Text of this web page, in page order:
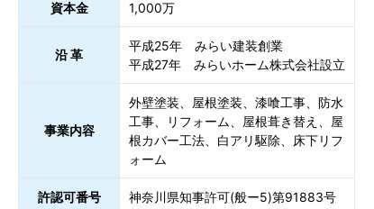
資本金 1,000万
沿 革
平成25年 みらい建装創業
平成27年 みらいホーム株式会社設立
事業内容
外壁塗装、屋根塗装、漆喰工事、防水
工事、リフォーム、屋根葺き替え、屋
根カバー工法、白アリ駆除、床下リフ
ォーム
許認可番号 神奈川県知事許可(般ー5)第91883号